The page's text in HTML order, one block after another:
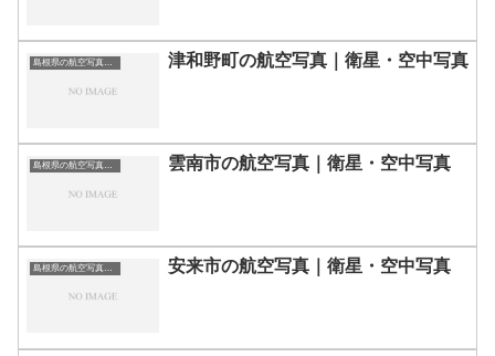
島根県の航空写真・空中写真 津和野町の航空写真｜衛星・空中写真
島根県の航空写真・空中写真 雲南市の航空写真｜衛星・空中写真
島根県の航空写真・空中写真 安来市の航空写真｜衛星・空中写真